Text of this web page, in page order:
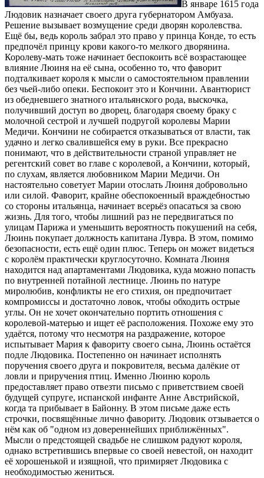
В январе 1615 года
Людовик назначает своего друга губернатором Амбуаза.
Решение вызывает возмущение среди дворян королевства.
Ещё бы, ведь король забрал это право у принца Конде, то есть
предпочёл принцу крови какого-то мелкого дворянина.
Королеву-мать тоже начинает беспокоить всё возрастающее
влияние Люиня на её сына, особенно то, что фаворит
подталкивает короля к мысли о самостоятельном правлении
без чьей-либо опеки. Беспокоит это и Кончини. Авантюрист
из обедневшего знатного итальянского рода, выскочка,
получивший доступ во дворец, благодаря своему браку с
молочной сестрой и лучшей подругой королевы Марии
Медичи. Кончини не собирается отказываться от власти, так
удачно и легко свалившейся ему в руки. Все прекрасно
понимают, что в действительности страной управляет не
регентский совет во главе с королевой, а Кончини, который,
по слухам, является любовником Марии Медичи. Он
настоятельно советует Марии отослать Люиня добровольно
или силой. Фаворит, крайне обеспокоенный враждебностью
со стороны итальянца, начинает всерьёз опасаться за свою
жизнь. Для того, чтобы лишний раз не передвигаться по
улицам Парижа и уменьшить вероятность покушений на себя,
Люинь покупает должность капитана Лувра. В этом, помимо
безопасности, есть ещё один плюс. Теперь он может видеться
с королём практически круглосуточно. Комната Люиня
находится над апартаментами Людовика, куда можно попасть
по внутренней потайной лестнице. Люинь по натуре
миролюбив, конфликты не его стихия, он предпочитает
компромиссы и достаточно ловок, чтобы обходить острые
углы. Он не хочет окончательно портить отношения с
королевой-матерью и ищет её расположения. Похоже ему это
удаётся, потому что несмотря на раздражение, которое
испытывает Мария к фавориту своего сына, Люинь остаётся
подле Людовика. Постепенно он начинает исполнять
поручения своего друга и покровителя, весьма далёкие от
ловли и приручения птиц. Именно Люиню король
предоставляет право отвезти письмо с приветствием своей
будущей супруге, испанской инфанте Анне Австрийской,
когда та прибывает в Байонну. В этом письме даже есть
строчки, посвящённые лично фавориту. Людовик отзывается о
нём как об "одном из довереннейших приближённых".
Мысли о предстоящей свадьбе не слишком радуют короля,
однако встретившись впервые со своей невестой, он находит
её хорошенькой и изящной, что примиряет Людовика с
необходимостью жениться.